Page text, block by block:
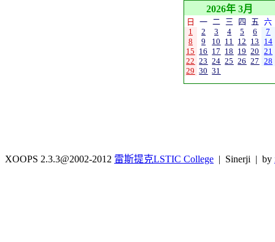
2026年 3月
日 一 二 三 四 五
六
1
2 3 4 5 6
7
8
9 10 11 12 13
14
15 16 17 18 19 20 21
22 23 24 25 26 27 28
29 30 31
XOOPS 2.3.3@2002-2012 雷斯提克LSTIC College | Sinerji | by